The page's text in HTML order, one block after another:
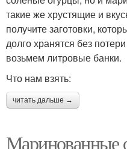
такие же хрустящие и
получите заготовки,
долго хранятся без
возьмем литровые банки.
Что нам взять:
читать дальше →
Маринованные